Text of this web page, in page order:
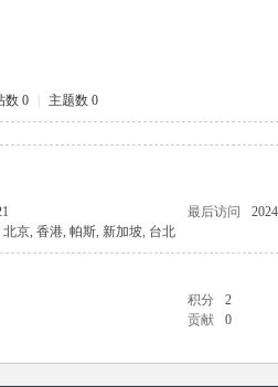
数 0 主题数 0
最后访问
北京, 香港, 帕斯, 新加坡, 台北
积分 2
贡献 0